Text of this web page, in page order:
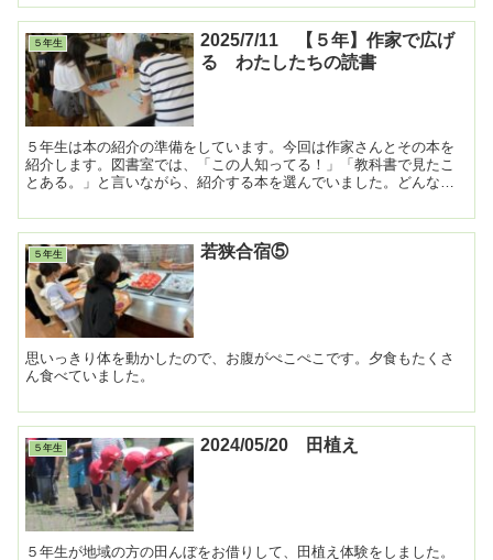
５年生
2025/7/11 【５年】作家で広げ
る わたしたちの読書
５年生は本の紹介の準備をしています。今回は作家さんとその本を
紹介します。図書室では、「この人知ってる！」「教科書で見たこ
とある。」と言いながら、紹介する本を選んでいました。どんな本
５年生 若狭合宿⑤
思いっきり体を動かしたので、お腹がぺこぺこです。夕食もたくさ
ん食べていました。
５年生 2024/05/20 田植え
５年生が地域の方の田んぼをお借りして、田植え体験をしました。